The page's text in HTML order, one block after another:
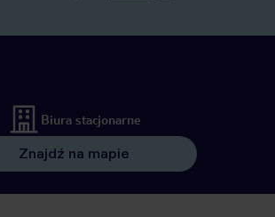
Biura stacjonarne
Znajdź na mapie